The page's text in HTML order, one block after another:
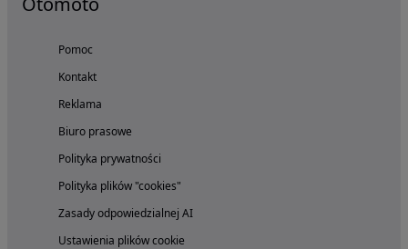
Pomoc
Kontakt
Reklama
Biuro prasowe
Polityka prywatności
Polityka plików "cookies"
Zasady odpowiedzialnej AI
Ustawienia plików cookie